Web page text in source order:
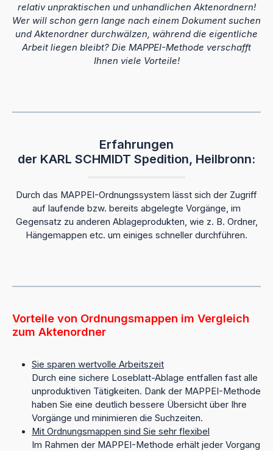
relativ unpraktischen und unhandlichen Aktenordnern!
Wer will schon gern lange nach einem Dokument suchen
und Aktenordner durchwälzen, während die eigentliche
Arbeit liegen bleibt? Die MAPPEI-Methode verschafft
Ihnen viele Vorteile!
Erfahrungen
der KARL SCHMIDT Spedition, Heilbronn:
Durch das MAPPEI-Ordnungssystem lässt sich der Zugriff
auf laufende bzw. bereits abgelegte Vorgänge, im
Gegensatz zu anderen Ablageprodukten, wie z. B. Ordner,
Hängemappen etc. um einiges schneller durchführen.
Vorteile von Ordnungsmappen im Vergleich
zum Aktenordner
Sie sparen wertvolle Arbeitszeit
Durch eine sichere Loseblatt-Ablage entfallen fast alle
unproduktiven Tätigkeiten. Dank der MAPPEI-Methode
haben Sie eine deutlich bessere Übersicht über Ihre
Vorgänge und minimieren die Suchzeiten.
Mit Ordnungsmappen sind Sie sehr flexibel
Im Rahmen der MAPPEI-Methode erhält jeder Vorgang